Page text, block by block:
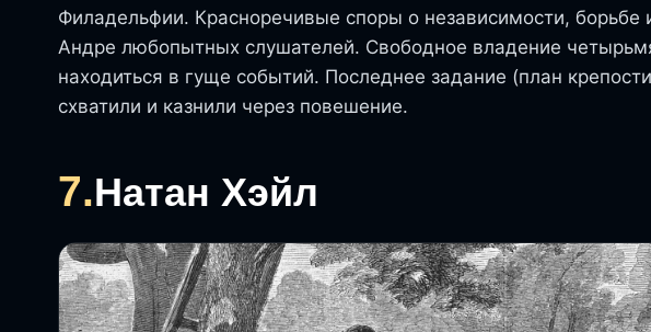
Филадельфии. Красноречивые споры о независимости, борьбе
Андре любопытных слушателей. Свободное владение
находиться в гуще событий. Последнее задание (план
схватили и казнили через повешение.
7.Натан Хэйл